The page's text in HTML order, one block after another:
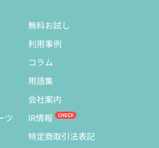
ツ
無料お試し
利用事例
コラム
用語集
会社案内
IR情報
特定商取引法表記